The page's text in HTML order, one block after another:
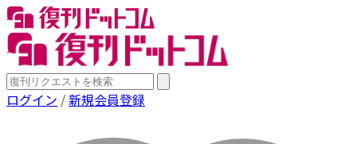
ログイン /新規会員登録